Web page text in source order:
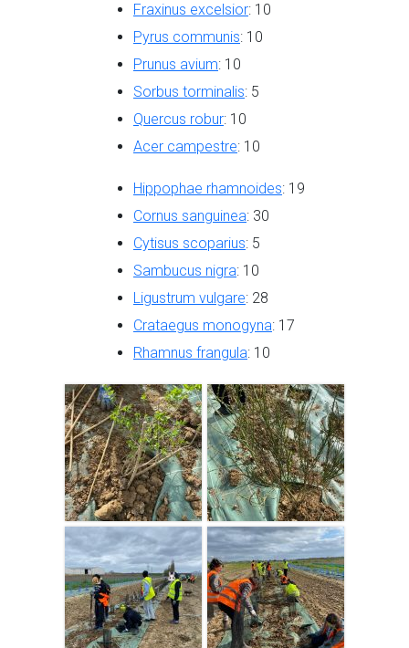
Fraxinus excelsior: 10
Pyrus communis: 10
Prunus avium: 10
Sorbus torminalis: 5
Quercus robur: 10
Acer campestre: 10
Hippophae rhamnoides: 19
Cornus sanguinea: 30
Cytisus scoparius: 5
Sambucus nigra: 10
Ligustrum vulgare: 28
Crataegus monogyna: 17
Rhamnus frangula: 10